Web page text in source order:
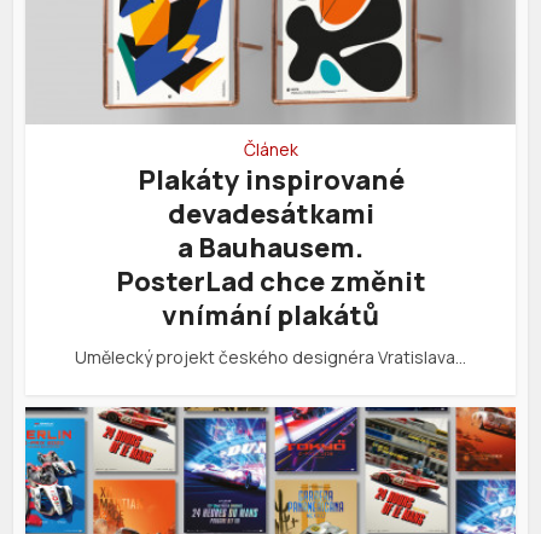
Článek
Plakáty inspirované
devadesátkami
a Bauhausem.
PosterLad chce změnit
vnímání plakátů
Umělecký projekt českého designéra Vratislava…